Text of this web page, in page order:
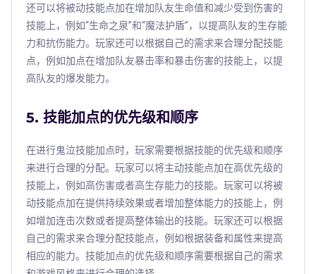
还可以将被动技能点加在增加队友生命值和减少受到伤害的
技能上，例如“生命之泉”和“魔法护盾”，以提高队友的生存能
力和抗伤能力。玩家还可以根据自己的需求来合理分配技能
点，例如加点在增加队友暴击率和暴击伤害的技能上，以提
高队友的爆发能力。
5. 技能加点的优先级和顺序
在进行鬼泣技能加点时，玩家需要根据技能的优先级和顺序
来进行合理的分配。玩家可以将主动技能点加在高优先级的
技能上，例如高伤害或者高生存能力的技能。玩家可以将被
动技能点加在提供持续效果或者增加整体能力的技能上，例
如增加连击次数或者提高整体输出的技能。玩家还可以根据
自己的需求来合理分配技能点，例如根据装备和属性来提高
相应的能力。技能加点的优先级和顺序需要根据自己的需求